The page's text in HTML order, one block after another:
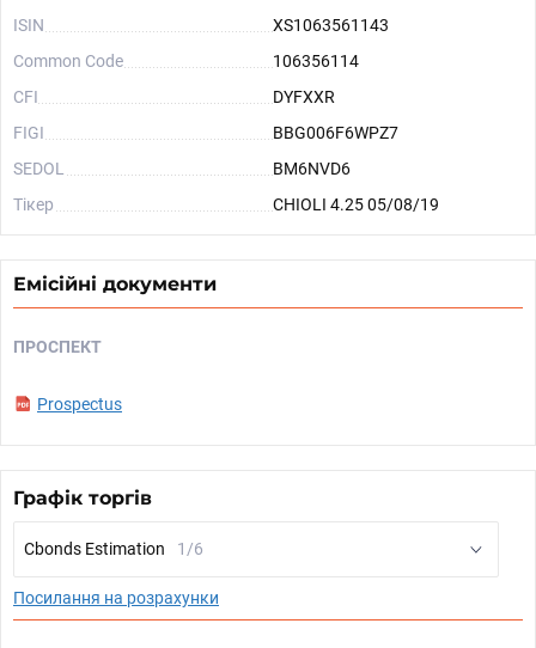
ISIN
XS1063561143
Common Code
106356114
CFI
DYFXXR
FIGI
BBG006F6WPZ7
SEDOL
BM6NVD6
Тікер
CHIOLI 4.25 05/08/19
Емісійні документи
ПРОСПЕКТ
Prospectus
Графік торгів
Cbonds Estimation 1/6
Посилання на розрахунки